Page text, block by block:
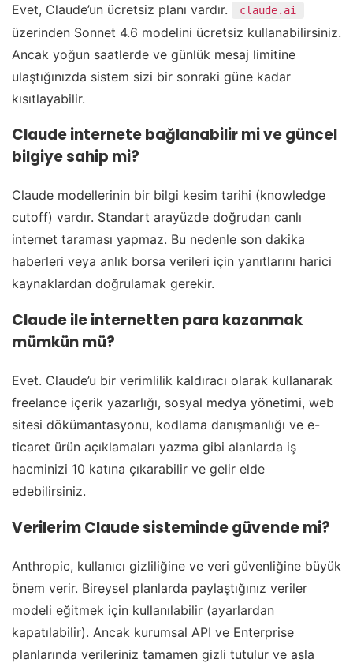
Evet, Claude’un ücretsiz planı vardır. claude.ai
üzerinden Sonnet 4.6 modelini ücretsiz kullanabilirsiniz.
Ancak yoğun saatlerde ve günlük mesaj limitine
ulaştığınızda sistem sizi bir sonraki güne kadar
kısıtlayabilir.
Claude internete bağlanabilir mi ve güncel
bilgiye sahip mi?
Claude modellerinin bir bilgi kesim tarihi (knowledge
cutoff) vardır. Standart arayüzde doğrudan canlı
internet taraması yapmaz. Bu nedenle son dakika
haberleri veya anlık borsa verileri için yanıtlarını harici
kaynaklardan doğrulamak gerekir.
Claude ile internetten para kazanmak
mümkün mü?
Evet. Claude’u bir verimlilik kaldıracı olarak kullanarak
freelance içerik yazarlığı, sosyal medya yönetimi, web
sitesi dökümantasyonu, kodlama danışmanlığı ve e-
ticaret ürün açıklamaları yazma gibi alanlarda iş
hacminizi 10 katına çıkarabilir ve gelir elde
edebilirsiniz.
Verilerim Claude sisteminde güvende mi?
Anthropic, kullanıcı gizliliğine ve veri güvenliğine büyük
önem verir. Bireysel planlarda paylaştığınız veriler
modeli eğitmek için kullanılabilir (ayarlardan
kapatılabilir). Ancak kurumsal API ve Enterprise
planlarında verileriniz tamamen gizli tutulur ve asla